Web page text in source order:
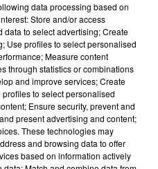
: ŒDIPE BOITE
novembre à 20h30, Le Off
de Beauce) : Œdipe
data processing based on
Store and/or access
to select advertising; Create
Use profiles to select personalised
Measure content
through statistics or combinations
and improve services; Create
to select personalised
Ensure security, prevent and
present advertising and content;
These technologies may
and browsing data to offer
based on information actively